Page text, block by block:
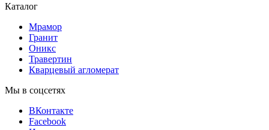
Каталог
Мрамор
Гранит
Оникс
Травертин
Кварцевый агломерат
Мы в соцсетях
ВКонтакте
Facebook